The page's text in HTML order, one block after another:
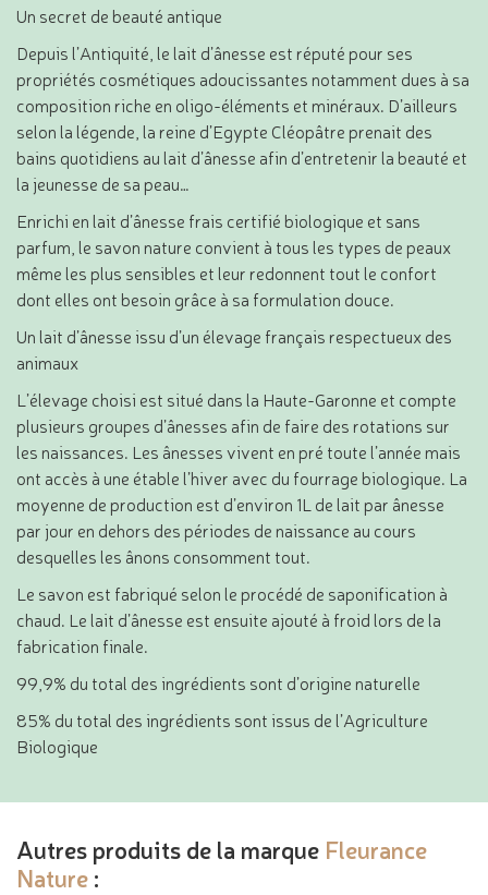
Un secret de beauté antique
Depuis l’Antiquité, le lait d’ânesse est réputé pour ses
propriétés cosmétiques adoucissantes notamment dues à sa
composition riche en oligo-éléments et minéraux. D’ailleurs
selon la légende, la reine d’Egypte Cléopâtre prenait des
bains quotidiens au lait d’ânesse afin d’entretenir la beauté et
la jeunesse de sa peau…
Enrichi en lait d’ânesse frais certifié biologique et sans
parfum, le savon nature convient à tous les types de peaux
même les plus sensibles et leur redonnent tout le confort
dont elles ont besoin grâce à sa formulation douce.
Un lait d’ânesse issu d’un élevage français respectueux des
animaux
L’élevage choisi est situé dans la Haute-Garonne et compte
plusieurs groupes d’ânesses afin de faire des rotations sur
les naissances. Les ânesses vivent en pré toute l’année mais
ont accès à une étable l’hiver avec du fourrage biologique. La
moyenne de production est d’environ 1L de lait par ânesse
par jour en dehors des périodes de naissance au cours
desquelles les ânons consomment tout.
Le savon est fabriqué selon le procédé de saponification à
chaud. Le lait d’ânesse est ensuite ajouté à froid lors de la
fabrication finale.
99,9% du total des ingrédients sont d’origine naturelle
85% du total des ingrédients sont issus de l’Agriculture
Biologique
Autres produits de la marque Fleurance
Nature :